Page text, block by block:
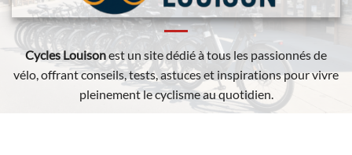
Cycles Louisonest un site dédié à tous les passionnés de
vélo, offrant conseils, tests, astuces et inspirations pour vivre
pleinement le cyclisme au quotidien.